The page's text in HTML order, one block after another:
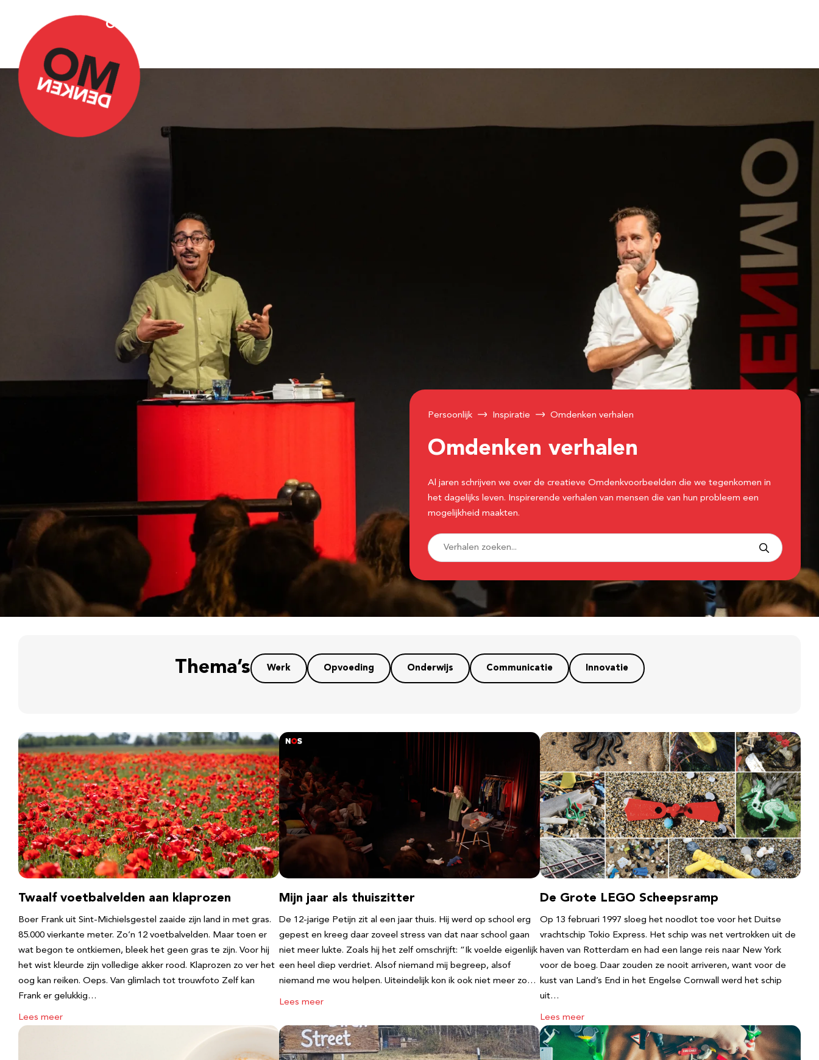
Over Omdenken
Persoonlijk Inspiratie Omdenken verhalen
Omdenken verhalen
Al jaren schrijven we over de creatieve Omdenkvoorbeelden die we tegenkomen in
het dagelijks leven. Inspirerende verhalen van mensen die van hun probleem een
mogelijkheid maakten.
Thema’s Werk Opvoeding Onderwijs Communicatie Innovatie
Twaalf voetbalvelden aan klaprozen
Boer Frank uit Sint-Michielsgestel zaaide zijn land in met gras.
85.000 vierkante meter. Zo’n 12 voetbalvelden. Maar toen er
wat begon te ontkiemen, bleek het geen gras te zijn. Voor hij
het wist kleurde zijn volledige akker rood. Klaprozen zo ver het
oog kan reiken. Oeps. Van glimlach tot trouwfoto Zelf kan
Frank er gelukkig…
Lees meer
Mijn jaar als thuiszitter
De 12-jarige Petijn zit al een jaar thuis. Hij werd op school erg
gepest en kreeg daar zoveel stress van dat naar school gaan
niet meer lukte. Zoals hij het zelf omschrijft: “Ik voelde eigenlijk
een heel diep verdriet. Alsof niemand mij begreep, alsof
niemand me wou helpen. Uiteindelijk kon ik ook niet meer zo…
Lees meer
De Grote LEGO Scheepsramp
Op 13 februari 1997 sloeg het noodlot toe voor het Duitse
vrachtschip Tokio Express. Het schip was net vertrokken uit de
haven van Rotterdam en had een lange reis naar New York
voor de boeg. Daar zouden ze nooit arriveren, want voor de
kust van Land’s End in het Engelse Cornwall werd het schip
uit…
Lees meer